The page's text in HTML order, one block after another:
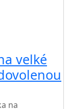
velké
na